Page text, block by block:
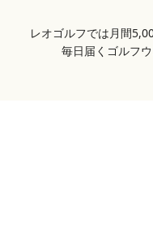
レオゴルフでは月間
毎日届くゴルフ